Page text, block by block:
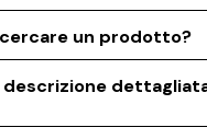
un prodotto?
descrizione